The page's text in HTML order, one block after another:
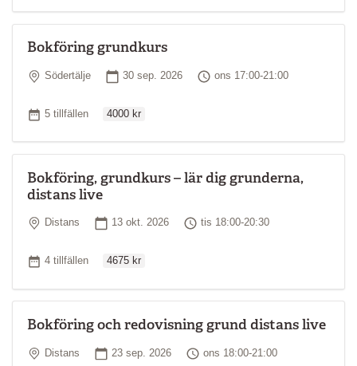
Bokföring grundkurs
Plats
Södertälje Startdatum
30 sep. 2026 Tid
ons 17:00-21:00
Antal tillfällen
5 tillfällen 4000 kr
Bokföring, grundkurs – lär dig grunderna,
distans live
Plats
Distans Startdatum
13 okt. 2026 Tid
tis 18:00-20:30
Antal tillfällen
4 tillfällen 4675 kr
Bokföring och redovisning grund distans live
Plats
Distans Startdatum
23 sep. 2026 Tid
ons 18:00-21:00